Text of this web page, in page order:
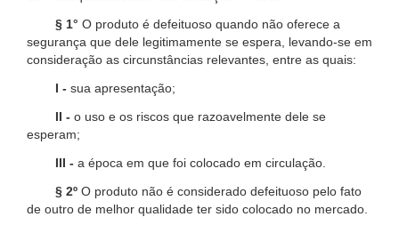
§ 1° O produto é defeituoso quando não oferece a
segurança que dele legitimamente se espera, levando-se em
consideração as circunstâncias relevantes, entre as quais:
I - sua apresentação;
II - o uso e os riscos que razoavelmente dele se
esperam;
III - a época em que foi colocado em circulação.
§ 2º O produto não é considerado defeituoso pelo fato
de outro de melhor qualidade ter sido colocado no mercado.